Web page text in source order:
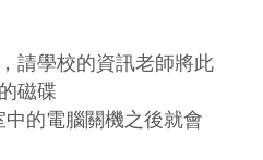
請學校的資訊老師將此
磁碟
的電腦關機之後就會